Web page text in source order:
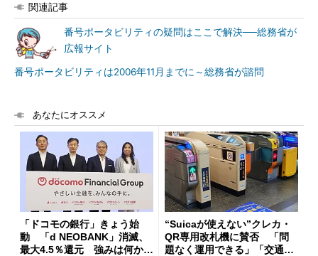
関連記事
番号ポータビリティの疑問はここで解決──総務省が
広報サイト
番号ポータビリティは2006年11月までに～総務省が諮問
あなたにオススメ
「ドコモの銀行」きょう始
動 「d NEOBANK」消滅、
最大4.5％還元 強みは何か解
“Suicaが使えない”クレカ・
QR専用改札機に賛否 「問
題なく運用できる」「交通系I